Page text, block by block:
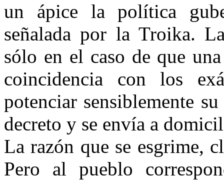
un ápice la política
señalada por la Troika.
sólo en el caso de que
coincidencia con los
potenciar sensiblemente
decreto y se envía a
La razón que se esgrime,
Pero al pueblo